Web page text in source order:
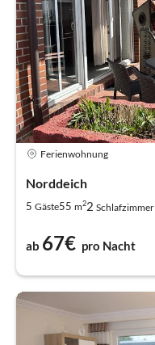
Ferienwohnung
Norddeich
5 Gäste55 m22 Schlafzimmer
ab 67€ pro Nacht